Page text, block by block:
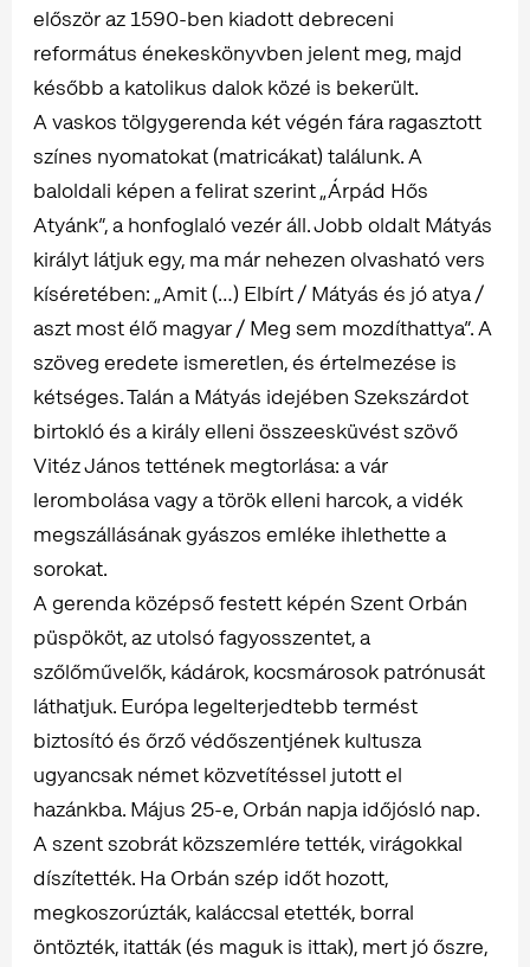
először az 1590-ben kiadott debreceni
református énekeskönyvben jelent meg, majd
később a katolikus dalok közé is bekerült.
A vaskos tölgygerenda két végén fára ragasztott
színes nyomatokat (matricákat) találunk. A
baloldali képen a felirat szerint „Árpád Hős
Atyánk”, a honfoglaló vezér áll. Jobb oldalt Mátyás
királyt látjuk egy, ma már nehezen olvasható vers
kíséretében: „Amit (…) Elbírt / Mátyás és jó atya /
aszt most élő magyar / Meg sem mozdíthattya”. A
szöveg eredete ismeretlen, és értelmezése is
kétséges. Talán a Mátyás idejében Szekszárdot
birtokló és a király elleni összeesküvést szövő
Vitéz János tettének megtorlása: a vár
lerombolása vagy a török elleni harcok, a vidék
megszállásának gyászos emléke ihlethette a
sorokat.
A gerenda középső festett képén Szent Orbán
püspököt, az utolsó fagyosszentet, a
szőlőművelők, kádárok, kocsmárosok patrónusát
láthatjuk. Európa legelterjedtebb termést
biztosító és őrző védőszentjének kultusza
ugyancsak német közvetítéssel jutott el
hazánkba. Május 25-e, Orbán napja időjósló nap.
A szent szobrát közszemlére tették, virágokkal
díszítették. Ha Orbán szép időt hozott,
megkoszorúzták, kaláccsal etették, borral
öntözték, itatták (és maguk is ittak), mert jó őszre,